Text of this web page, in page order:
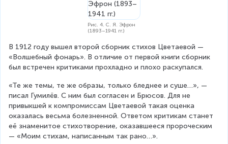
Рис. 4. С. Я. Эфрон
(1893–1941 гг.)
В 1912 году вышел второй сборник стихов Цветаевой —
«Волшебный фонарь». В отличие от первой книги сборник
был встречен критиками прохладно и плохо раскупался.
«Те же темы, те же образы, только бледнее и суше…», —
писал Гумилёв. С ним был согласен и Брюсов. Для не
привыкшей к компромиссам Цветаевой такая оценка
оказалась весьма болезненной. Ответом критикам станет
её знаменитое стихотворение, оказавшееся пророческим
— «Моим стихам, написанным так рано…».